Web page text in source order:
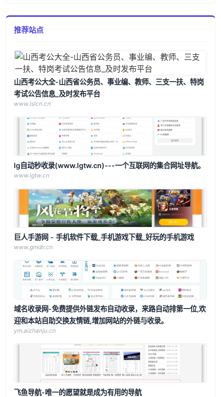
推荐站点
山西考公大全-山西省公务员、事业编、教师、三支一扶、特岗
考试公告信息_及时发布平台
www.lslcn.cn
lg自动秒收录(www.lgtw.cn)---一个互联网的集合网址导航。
www.lgtw.cn
巨人手游网 - 手机软件下载_手机游戏下载_好玩的手机游戏
www.gmdir.cn
域名收录网-免费提供外链发布自动收录，来路自动排第一位,欢
迎和本站自助交换友情链,增加网站的外链与收录。
ym.aizhanju.cn
飞鱼导航-唯一的愿望就是成为有用的导航